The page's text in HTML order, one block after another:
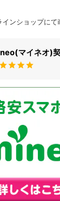
インショップに
マイネオ)